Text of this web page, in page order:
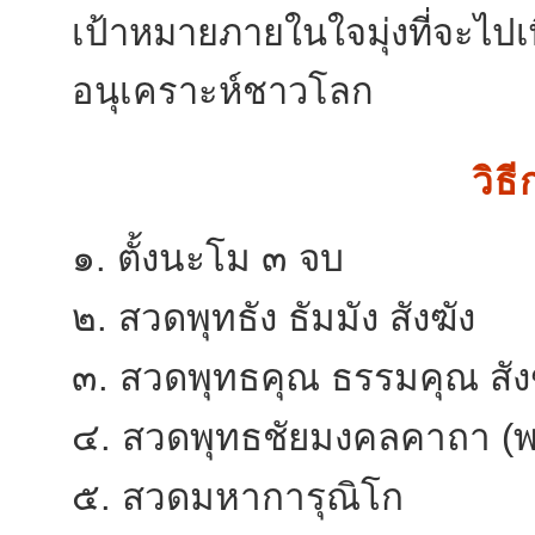
เป้าหมายภายในใจมุ่งที่จะไ
อนุเคราะห์ชาวโลก
วิธี
๑. ตั้งนะโม ๓ จบ
๒. สวดพุทธัง ธัมมัง สังฆัง
๓. สวดพุทธคุณ ธรรมคุณ สั
๔. สวดพุทธชัยมงคลคาถา (
๕. สวดมหาการุณิโก